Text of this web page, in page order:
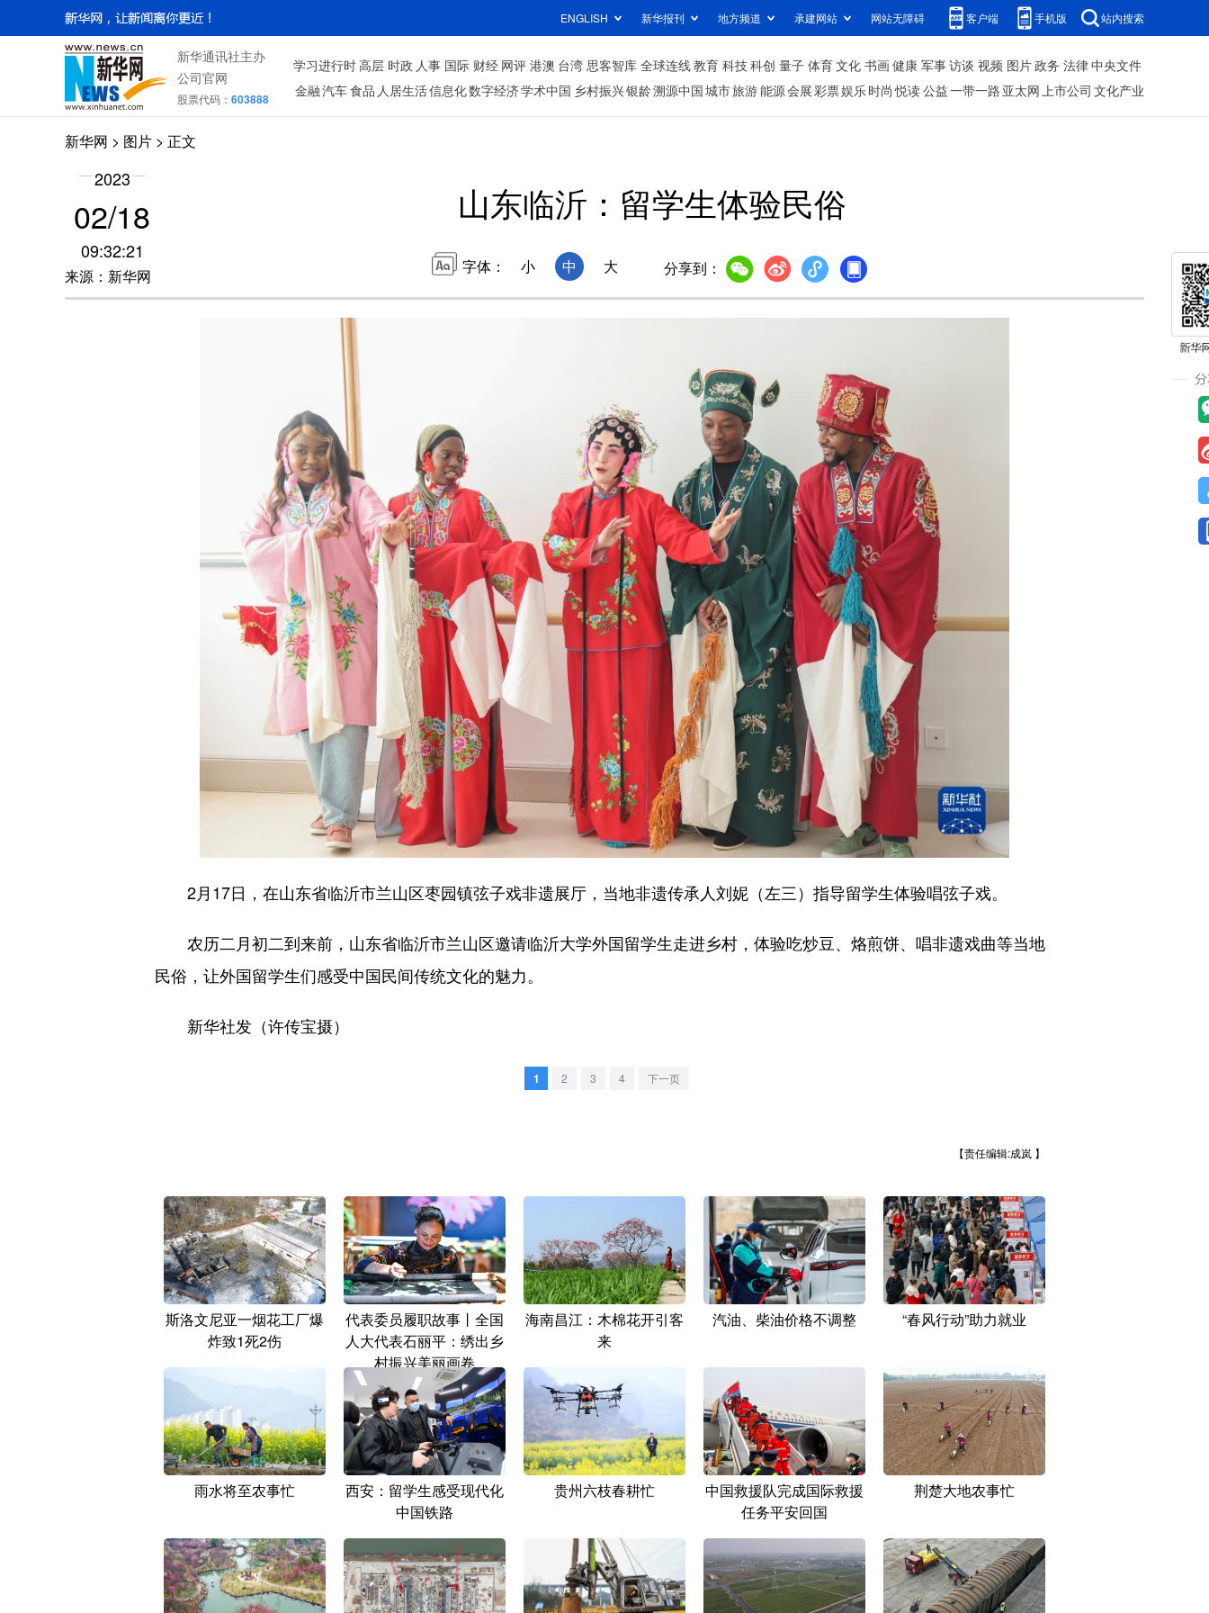
ENGLISH 新华报刊 地方频道 承建网站 网站无障碍 客户端 手机版 站内搜索
新华通讯社主办
公司官网
股票代码： 603888
学习进行时高层 时政 人事 国际 财经 网评 港澳 台湾 思客智库 全球连线教育 科技科创 量子 体育文化 书画健康 军事访谈 视频 图片政务 法律中央文件
金融汽车食品 人居生活信息化数字经济学术中国 乡村振兴银龄溯源中国城市旅游能源会展彩票娱乐时尚 悦读公益一带一路 亚太网上市公司 文化产业
新华网 > 图片 > 正文
2023
02/18
09:32:21
来源：新华网
山东临沂：留学生体验民俗
字体： 小 中 大 分享到：
2月17日，在山东省临沂市兰山区枣园镇弦子戏非遗展厅，当地非遗传承人刘妮（左三）指导留学生体验唱弦子戏。
农历二月初二到来前，山东省临沂市兰山区邀请临沂大学外国留学生走进乡村，体验吃炒豆、烙煎饼、唱非遗戏曲等当地
民俗，让外国留学生们感受中国民间传统文化的魅力。
新华社发（许传宝摄）
1 2 3 4 下一页
【责任编辑:成岚 】
斯洛文尼亚一烟花工厂爆
炸致1死2伤
代表委员履职故事丨全国
人大代表石丽平：绣出乡
村振兴美丽画卷
海南昌江：木棉花开引客
来
汽油、柴油价格不调整 “春风行动”助力就业
雨水将至农事忙
西安：留学生感受现代化
中国铁路
贵州六枝春耕忙
中国救援队完成国际救援
任务平安回国
荆楚大地农事忙